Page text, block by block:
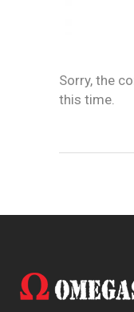
Sorry, the
this time.